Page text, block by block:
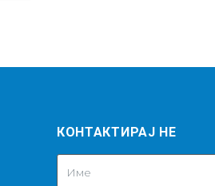
КОНТАКТИРАЈ НЕ